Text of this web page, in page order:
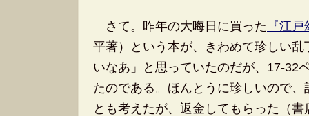
さて。昨年の大晦日に買った 『江
平著）という本が、きわめて珍しい
いなあ」と思っていたのだが、17-32
たのである。ほんとうに珍しいので
とも考えたが、返金してもらった（